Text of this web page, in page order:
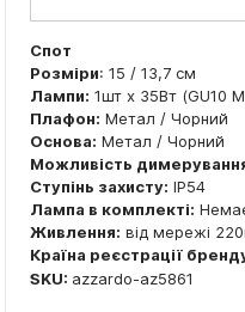
Спот
Розміри: 15 / 13,7 см
Лампи: 1шт x 35Вт (GU10
Плафон: Метал / Чорний
Основа: Метал / Чорний
Можливість
Ступінь захисту: IP54
Лампа в комплекті:
Живлення: від мережі
Країна реєстрації
SKU: azzardo-az5861